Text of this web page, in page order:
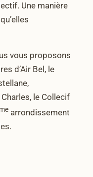
Une manière
vous proposons
d’Air Bel, le
le Collecif
arrondissement